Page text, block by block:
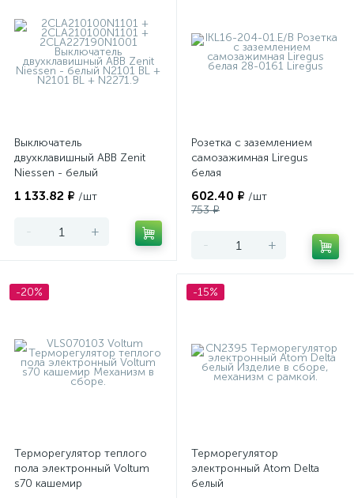
Выключатель
двухклавишный ABB Zenit
Niessen - белый
1 133.82 ₽ /шт
- +
Розетка с заземлением
самозажимная Liregus
белая
602.40 ₽ /шт
753 ₽
- +
-20%
Терморегулятор теплого
пола электронный Voltum
s70 кашемир
-15%
Терморегулятор
электронный Atom Delta
белый